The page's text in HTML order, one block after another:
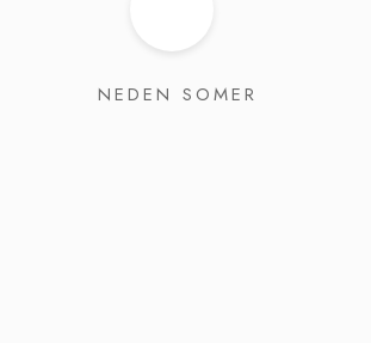
NEDEN SOMER